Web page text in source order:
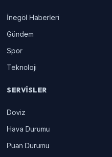
İnegöl Haberleri
Gündem
Spor
Teknoloji
SERVISLER
Doviz
Hava Durumu
Puan Durumu